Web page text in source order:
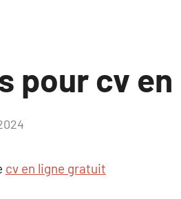
pour cv
cv en ligne gratuit